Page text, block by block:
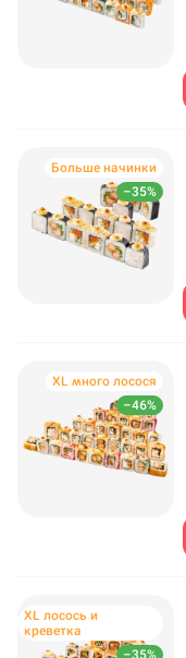
–35%
Больше начинки
–46%
XL много лосося
XL лосось и
креветка